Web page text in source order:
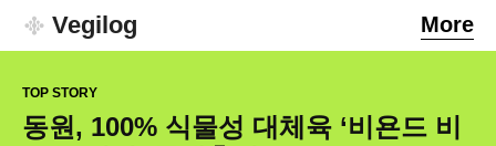
Vegilog More
TOP STORY
동원, 100% 식물성 대체육 ‘비욘드 비